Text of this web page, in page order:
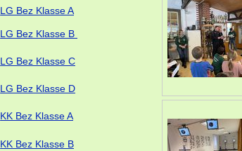
LG Bez Klasse A
LG Bez Klasse B
LG Bez Klasse C
LG Bez Klasse D
KK Bez Klasse A
KK Bez Klasse B